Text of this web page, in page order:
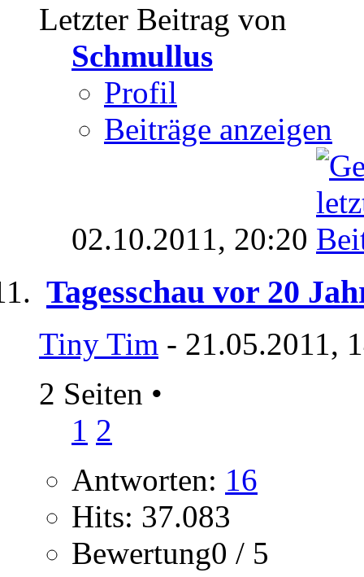
Letzter Beitrag von
Schmullus
Profil
Beiträge anzeigen
02.10.2011, 20:20
Tagesschau vor 20
Tiny Tim - 21.05.2011,
2 Seiten •
1 2
Antworten: 16
Hits: 37.083
Bewertung0 / 5